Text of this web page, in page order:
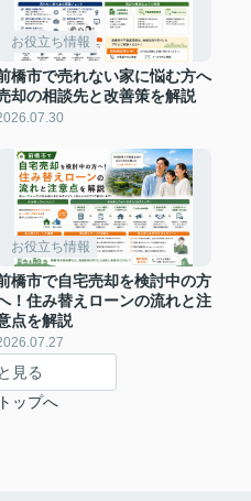
お役立ち情報
橋市で売れない家に悩む方へ
却の相談先と改善策を解説
お役立ち情報
橋市で自宅売却を検討中の方
！住み替えローンの流れと注
点を解説
見る
ップへ